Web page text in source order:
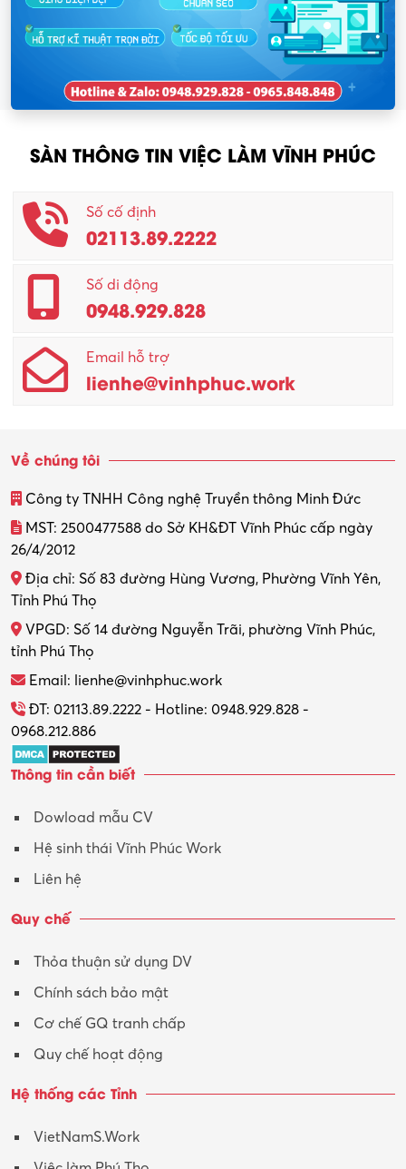
SÀN THÔNG TIN VIỆC LÀM VĨNH PHÚC
Số cố định
02113.89.2222
Số di động
0948.929.828
Email hỗ trợ
lienhe@vinhphuc.work
Về chúng tôi
Công ty TNHH Công nghệ Truyền thông Minh Đức
MST: 2500477588 do Sở KH&ĐT Vĩnh Phúc cấp ngày
26/4/2012
Địa chỉ: Số 83 đường Hùng Vương, Phường Vĩnh Yên,
Tỉnh Phú Thọ
VPGD: Số 14 đường Nguyễn Trãi, phường Vĩnh Phúc,
tỉnh Phú Thọ
Email: lienhe@vinhphuc.work
ĐT: 02113.89.2222 - Hotline: 0948.929.828 -
0968.212.886
Thông tin cần biết
Dowload mẫu CV
Hệ sinh thái Vĩnh Phúc Work
Liên hệ
Quy chế
Thỏa thuận sử dụng DV
Chính sách bảo mật
Cơ chế GQ tranh chấp
Quy chế hoạt động
Hệ thống các Tỉnh
VietNamS.Work